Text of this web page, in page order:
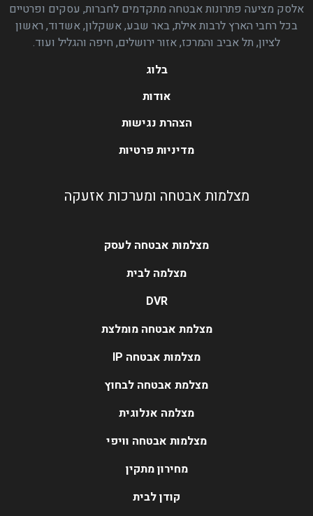
אלסק מציעה פתרונות אבטחה מתקדמים לחברות, עסקים ופרטיים
בכל רחבי הארץ לרבות אילת, באר שבע, אשקלון, אשדוד, ראשון
לציון, תל אביב והמרכז, אזור ירושלים, חיפה והגליל ועוד.
בלוג
אודות
הצהרת נגישות
מדיניות פרטיות
מצלמות אבטחה ומערכות אזעקה
מצלמות אבטחה לעסק
מצלמה לבית
DVR
מצלמת אבטחה מומלצת
מצלמות אבטחה IP
מצלמת אבטחה לבחוץ
מצלמה אנלוגית
מצלמות אבטחה וויפי
מחירון מתקין
קודן לבית